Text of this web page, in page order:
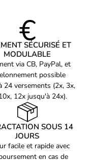
leader en matière
être assuré de la
sa puce GPU NVIDIA
elle offre des
de jeu
SpeedSetup
ASUS
remerciement
Tweak III, MuseTree,
Ready Driver et
: à télécharger
de support.
SÉCURISÉ ET
MODULABLE
via CB, PayPal, et
possible
24 versements (2x, 3x,
12x jusqu'à 24x).
SOUS 14
JOURS
facile et rapide avec
en cas de